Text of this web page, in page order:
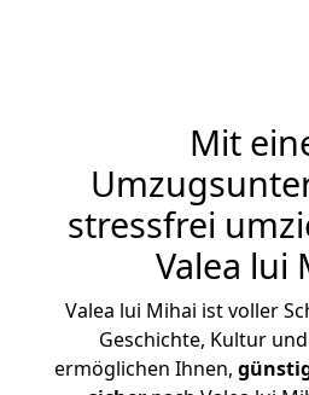
Mit
stressfrei
Valea lui
Valea lui Mihai ist voller
Geschichte, Kultur
ermöglichen Ihnen,